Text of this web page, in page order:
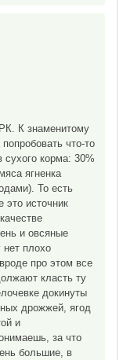
К знаменитому
что-то
корма: 30%
ягненка
То есть
это источник
и овсяные
нет плохо
про этом все
класть ту
докинуты
дрожжей, ягод
и
за что
большие, в